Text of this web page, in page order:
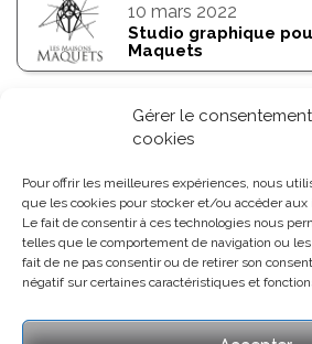
Gérer le
cookies
Pour offrir les meilleures expériences, nous
que les cookies pour stocker et/ou accéder aux
Le fait de consentir à ces technologies nous
telles que le comportement de navigation ou
fait de ne pas consentir ou de retirer son
négatif sur certaines caractéristiques et
10 mars 2022
Studio graphique
Maquets
03mars 2022
Création du site des
Qui sommes-nous ?